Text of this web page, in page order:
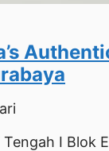
I Blok